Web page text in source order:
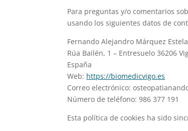
Para preguntas y/o comentarios
usando los siguientes datos de
Fernando Alejandro Márquez Estela
Rúa Bailén, 1 – Entresuelo 36206
España
Web: https://biomedicvigo.es
Correo electrónico:
Número de teléfono: 986 377 191
Esta política de cookies ha sido